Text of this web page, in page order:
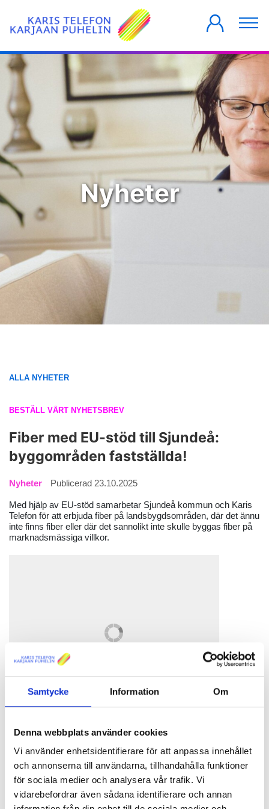
Samtycke Information Om
Denna webbplats använder cookies
Vi använder enhetsidentifierare för att anpassa innehållet
och annonserna till användarna, tillhandahålla funktioner
för sociala medier och analysera vår trafik. Vi
vidarebefordrar även sådana identifierare och annan
FÖRETAG
ALLA NYHETER
BESTÄLL VÅRT NYHETSBREV
Nyheter
Fiber med EU-stöd till Sjundeå:
byggområden fastställda!
Nyheter Publicerad 23.10.2025
Med hjälp av EU-stöd samarbetar Sjundeå kommun och Karis
Telefon för att erbjuda fiber på landsbygdsområden, där det ännu
inte finns fiber eller där det sannolikt inte skulle byggas fiber på
marknadsmässiga villkor.
De slutliga byggområdena är nu fastställda och
beställningarna som hittills kommit in är bekräftade. Även
nätplaneringen är inledd.
Preliminärt planerar vi att utvidga fibernätet i Sjundeå enligt
ordningen: